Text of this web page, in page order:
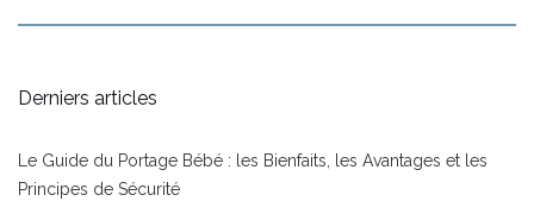
Derniers articles
Le Guide du Portage Bébé : les Bienfaits, les Avantages et les
Principes de Sécurité